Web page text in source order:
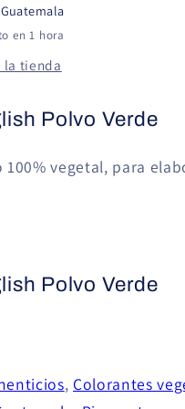
Guatemala
en 1 hora
la tienda
Polvo Verde
vegetal, para
Polvo Verde
, Colorantes